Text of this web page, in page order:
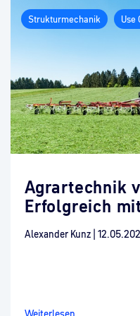
Strukturmechanik Use
Agrartechnik
Erfolgreich
Alexander Kunz